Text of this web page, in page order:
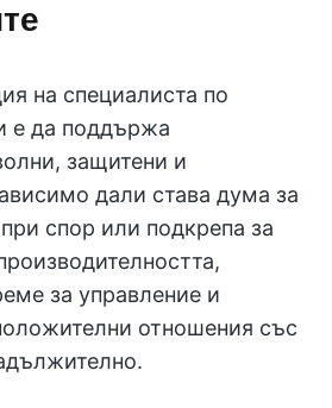
на специалиста по
е да поддържа
защитени и
дали става дума за
спор или подкрепа за
за управление и
отношения със